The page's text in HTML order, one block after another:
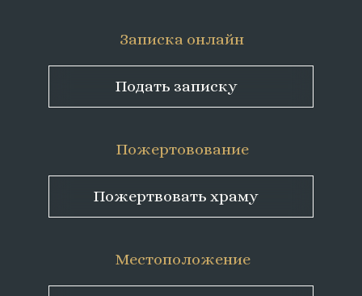
Пожертвовать храму
Подать записку
Местоположение
Пожертовование
Записка онлайн